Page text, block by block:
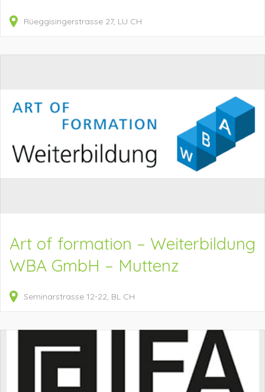
Rüeggisingerstrasse 27 LU CH
Art of formation – Weiterbildung
WBA GmbH – Muttenz
Seminarstrasse 12-22 BL CH